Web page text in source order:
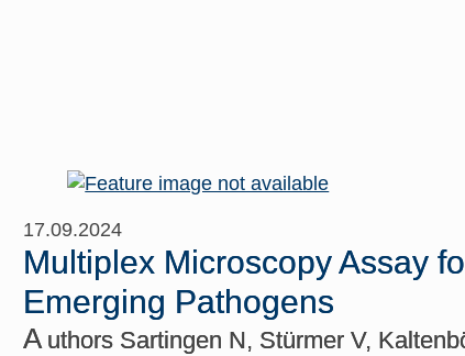
17.09.2024
Multiplex Microscopy Assay
Emerging Pathogens
A uthors Sartingen N, Stürmer V,